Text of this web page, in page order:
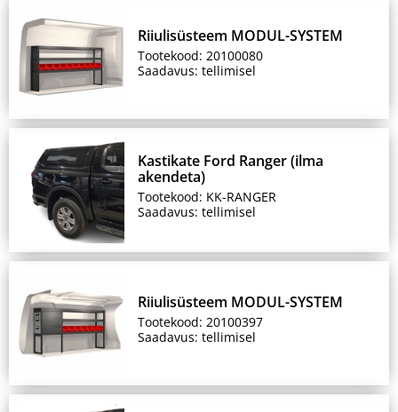
Riiulisüsteem MODUL-SYSTEM
Tootekood: 20100080
Saadavus: tellimisel
Kastikate Ford Ranger (ilma
akendeta)
Tootekood: KK-RANGER
Saadavus: tellimisel
Riiulisüsteem MODUL-SYSTEM
Tootekood: 20100397
Saadavus: tellimisel